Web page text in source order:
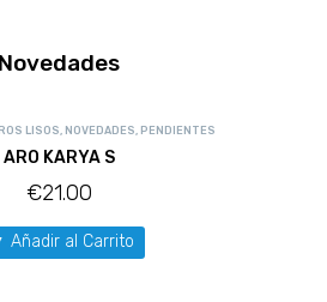
Novedades
LISOS, NOVEDADES, PENDIENTES
ARO KARYA S
€21.00
Añadir al Carrito